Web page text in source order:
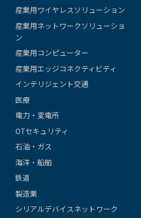
産業用ワイヤレスソリューション
産業用ネットワークソリューショ
ン
産業用コンピューター
産業用エッジコネクティビティ
インテリジェント交通
医療
電力・変電所
OTセキュリティ
石油・ガス
海洋・船舶
鉄道
製造業
シリアルデバイスネットワーク